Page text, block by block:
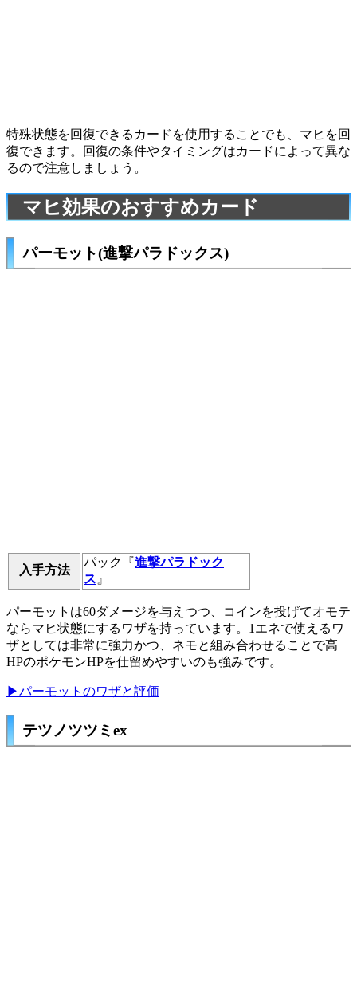
特殊状態を回復できるカードを使用することでも、マヒを回
復できます。回復の条件やタイミングはカードによって異な
るので注意しましょう。
マヒ効果のおすすめカード
パーモット(進撃パラドックス)
入手方法
パック『進撃パラドック
ス 』
パーモットは60ダメージを与えつつ、コインを投げてオモテ
ならマヒ状態にするワザを持っています。1エネで使えるワ
ザとしては非常に強力かつ、 ネモと組み合わせることで高
HPのポケモンHPを仕留めやすいのも強みです。
▶パーモットのワザと評価
テツノツツミex